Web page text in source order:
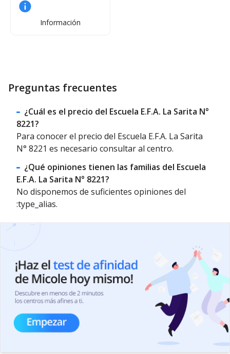
Información
Preguntas frecuentes
¿Cuál es el precio del Escuela E.F.A. La Sarita N°
8221?
Para conocer el precio del Escuela E.F.A. La Sarita
N° 8221 es necesario consultar al centro.
¿Qué opiniones tienen las familias del Escuela
E.F.A. La Sarita N° 8221?
No disponemos de suficientes opiniones del
:type_alias.